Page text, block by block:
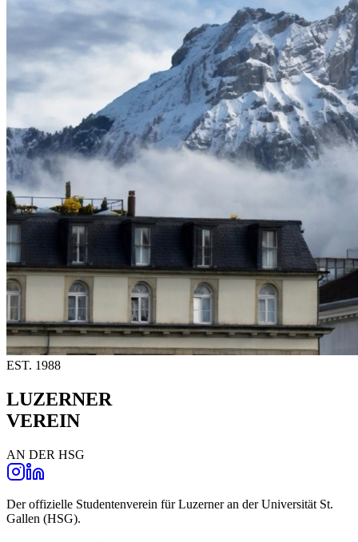
EST. 1988
LUZERNER
VEREIN
AN DER HSG
Der offizielle Studentenverein für Luzerner an der Universität St.
Gallen (HSG).